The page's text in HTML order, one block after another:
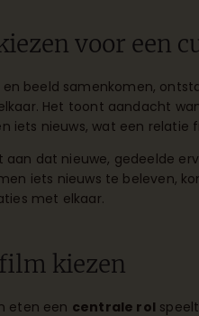
voor een
en beeld samenkomen,
Het toont aandacht
iets nieuws, wat een relatie
aan dat nieuwe, gedeelde
iets nieuws te beleven,
met elkaar.
kiezen
eten een centrale rol